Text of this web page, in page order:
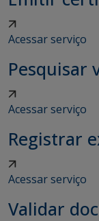
Acessar serviço
Pesquisar
Acessar serviço
Registrar
Acessar serviço
Validar